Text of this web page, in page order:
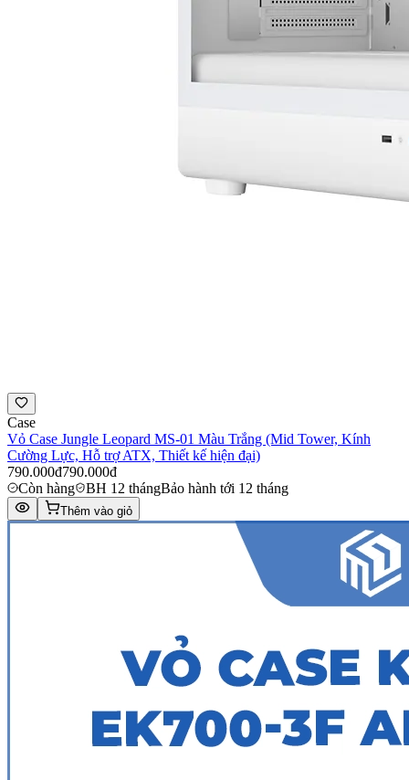
Case
Vỏ Case Jungle Leopard MS-01 Màu Trắng (Mid Tower, Kính
Cường Lực, Hỗ trợ ATX, Thiết kế hiện đại)
790.000đ790.000đ
Còn hàng
BH 12 thángBảo hành tới 12 tháng
Thêm vào giỏ